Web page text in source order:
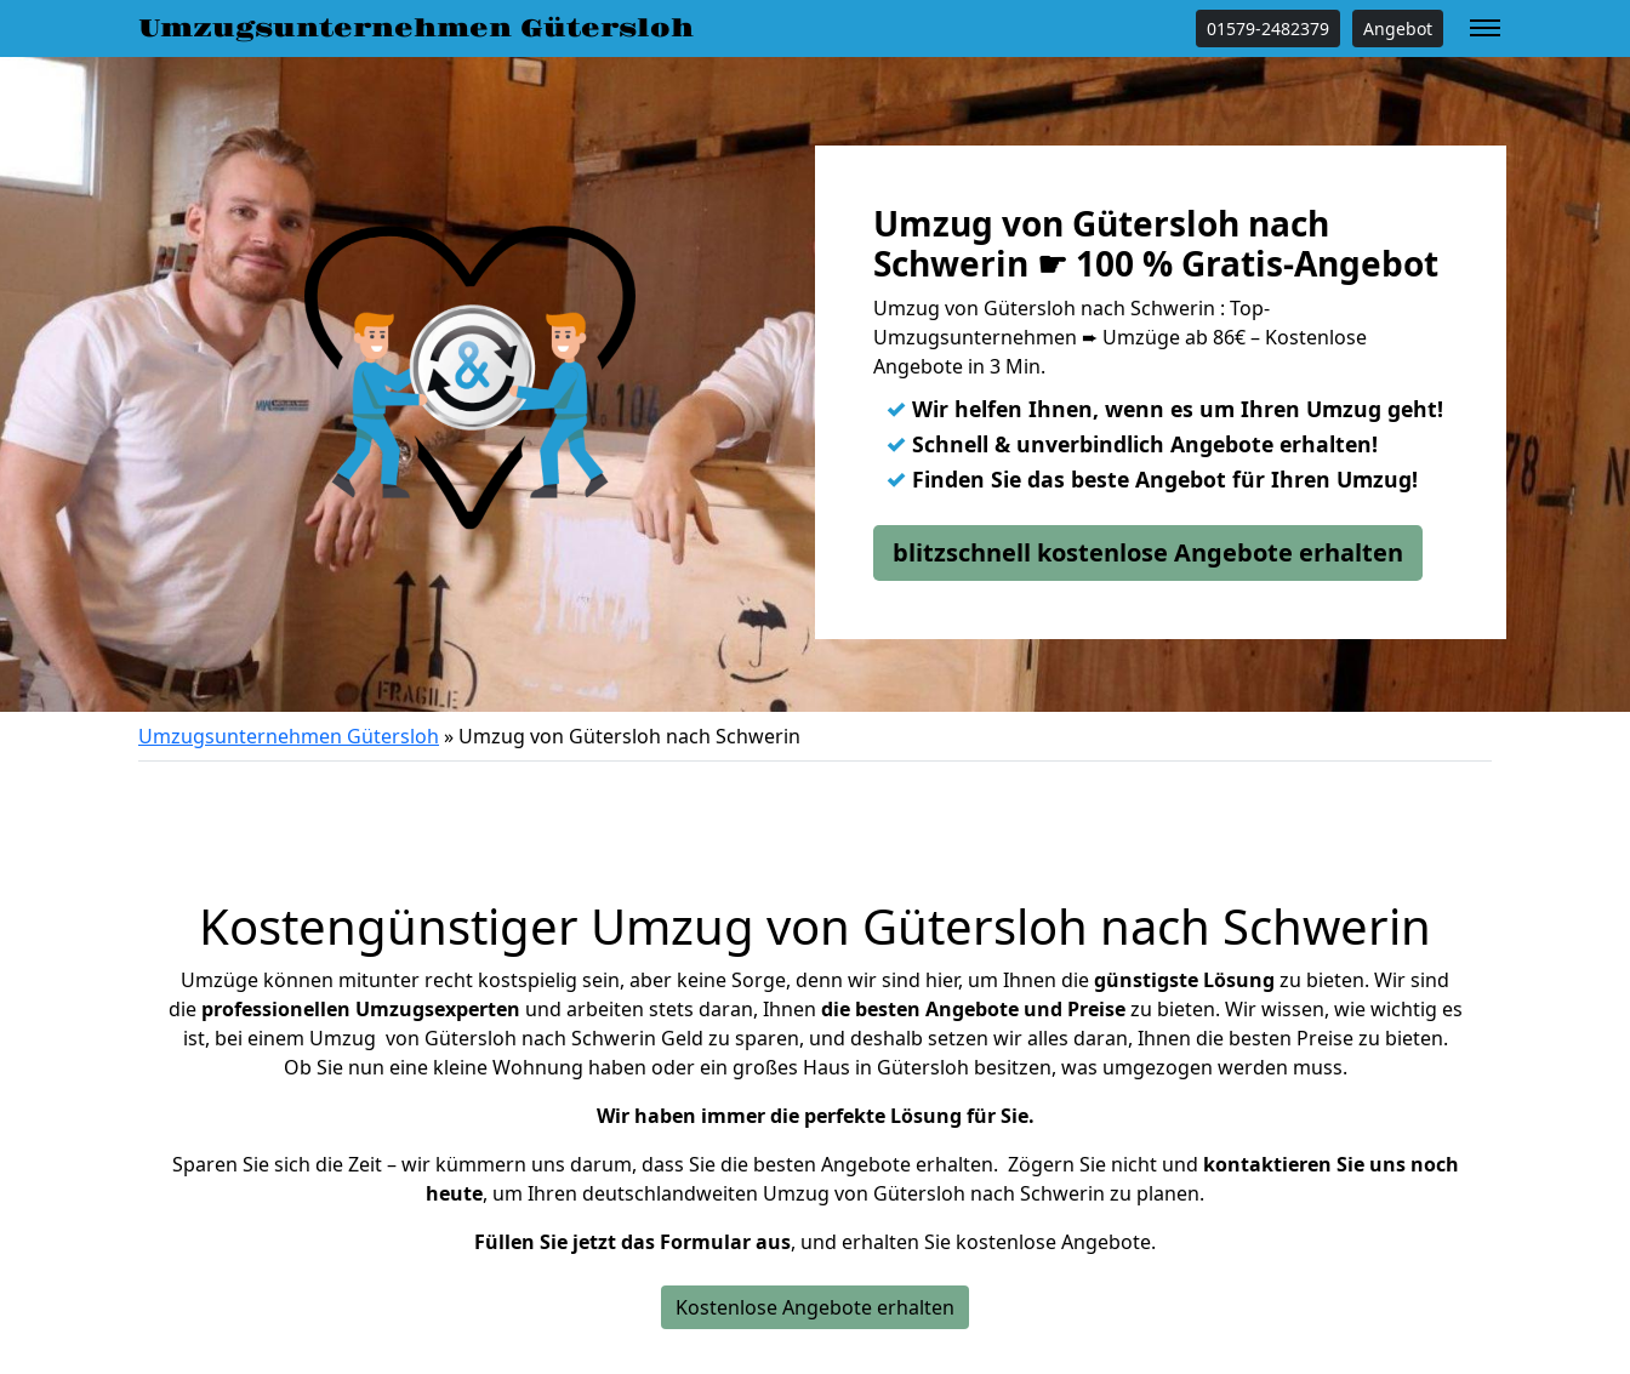
Umzugsunternehmen Gütersloh 01579-2482379 Angebot
Umzug von Gütersloh nach
Schwerin ☛ 100 % Gratis-Angebot
Umzug von Gütersloh nach Schwerin : Top-
Umzugsunternehmen ➨ Umzüge ab 86€ – Kostenlose
Angebote in 3 Min.
✓ Wir helfen Ihnen, wenn es um Ihren Umzug geht!
✓ Schnell & unverbindlich Angebote erhalten!
✓ Finden Sie das beste Angebot für Ihren Umzug!
blitzschnell kostenlose Angebote erhalten
Umzugsunternehmen Gütersloh » Umzug von Gütersloh nach Schwerin
Kostengünstiger Umzug von Gütersloh nach Schwerin
Umzüge können mitunter recht kostspielig sein, aber keine Sorge, denn wir sind hier, um Ihnen diegünstigste Lösung zu bieten. Wir sind
die professionellen Umzugsexperten und arbeiten stets daran, Ihnen die besten Angebote und Preisezu bieten. Wir wissen, wie wichtig es
ist, bei einem Umzug von Gütersloh nach Schwerin Geld zu sparen, und deshalb setzen wir alles daran, Ihnen die besten Preise zu bieten.
Ob Sie nun eine kleine Wohnung haben oder ein großes Haus in Gütersloh besitzen, was umgezogen werden muss.
Wir haben immer die perfekte Lösung für Sie.
Sparen Sie sich die Zeit – wir kümmern uns darum, dass Sie die besten Angebote erhalten. Zögern Sie nicht und kontaktieren Sie uns noch
heute, um Ihren deutschlandweiten Umzug von Gütersloh nach Schwerin zu planen.
Füllen Sie jetzt das Formular aus, und erhalten Sie kostenlose Angebote.
Kostenlose Angebote erhalten